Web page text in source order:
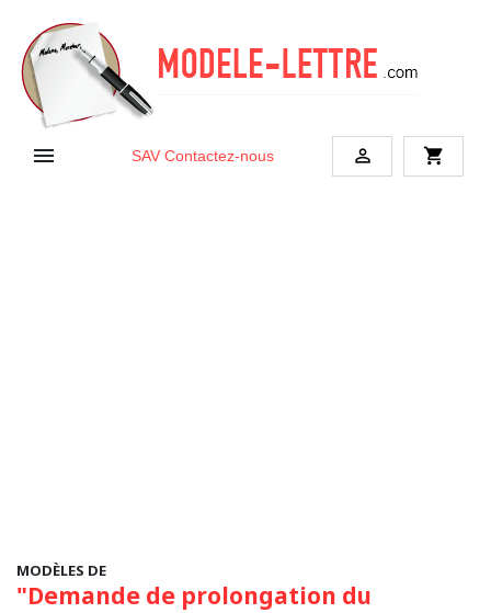
 SAV Contactez-nous  shopping_cart
MODÈLES DE
"Demande de prolongation du